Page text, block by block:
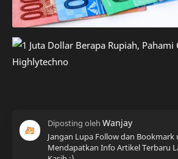
Jangan Lupa Follow dan Bookmark
Mendapatkan Info Artikel Terbaru